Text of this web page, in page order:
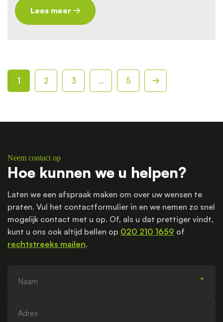
Lees meer
paginering
1 2 3 … 5
Neem contact op
Hoe kunnen we u helpen?
Laten we een afspraak maken om over uw wensen te
praten. Vul het contactformulier in en we nemen zo snel
mogelijk contact met u op. Of, als u dat prettiger vindt,
kunt u ons ook altijd bellen op 020 210 1659 of
rechtstreeks mailen.